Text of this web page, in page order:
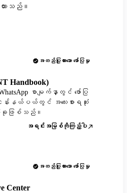
ထားသည်။
အတည်ပြုထားသော ဖော်ပြမှု
Handbook)
စာမျက်နှာတွင် ဖော်ပြ
န်းနယ်ပယ်တွင် အလေးစားရဆုံး
စ်ခုဖြစ်သည်။
အရင်းအမြစ်ကိုကြည့်ပါ
အတည်ပြုထားသော ဖော်ပြမှု
Center